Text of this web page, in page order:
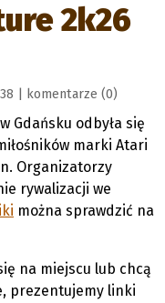
2k26
| komentarze (0)
Gdańsku odbyła się
marki Atari
Organizatorzy
rywalizacji we
można sprawdzić na
na miejscu lub chcą
prezentujemy linki